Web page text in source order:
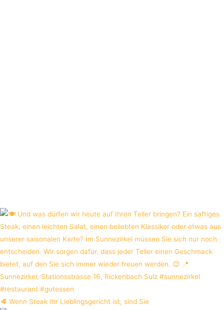
🥩 Wenn Steak Ihr Lieblingsgericht ist, sind Sie